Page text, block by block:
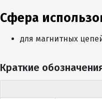
Сфера
для магнитных
Краткие